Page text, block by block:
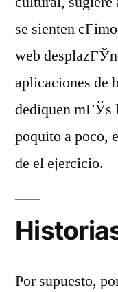
se sienten
web
aplicaciones de
dediquen mГЎs
poquito a poco,
de el ejercicio.
Por supuesto,